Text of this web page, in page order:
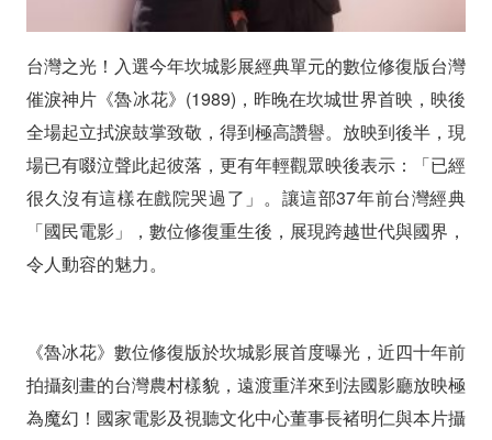
冰
花》
坎
城
首
映，
場
觀
台灣之光！入選今年坎城影展經典單元的數位修復版台灣
催淚神片《魯冰花》(1989)，昨晚在坎城世界首映，映後
全場起立拭淚鼓掌致敬，得到極高讚譽。放映到後半，現
場已有啜泣聲此起彼落，更有年輕觀眾映後表示：「已經
很久沒有這樣在戲院哭過了」。讓這部37年前台灣經典
「國民電影」，數位修復重生後，展現跨越世代與國界，
令人動容的魅力。
《魯冰花》數位修復版於坎城影展首度曝光，近四十年前
拍攝刻畫的台灣農村樣貌，遠渡重洋來到法國影廳放映極
為魔幻！國家電影及視聽文化中心董事長褚明仁與本片攝